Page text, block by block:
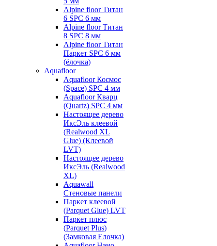
Alpine floor Титан
6 SPC 6 мм
Alpine floor Титан
8 SPC 8 мм
Alpine floor Титан
Паркет SPC 6 мм
(ёлочка)
Aquafloor
Aquafloor Космос
(Space) SPC 4 мм
Aquafloor Кварц
(Quartz) SPC 4 мм
Настоящее дерево
ИксЭль клеевой
(Realwood XL
Glue) (Клеевой
LVT)
Настоящее дерево
ИксЭль (Realwood
XL)
Aquawall
Стеновые панели
Паркет клеевой
(Parquet Glue) LVT
Паркет плюс
(Parquet Plus)
(Замковая Елочка)